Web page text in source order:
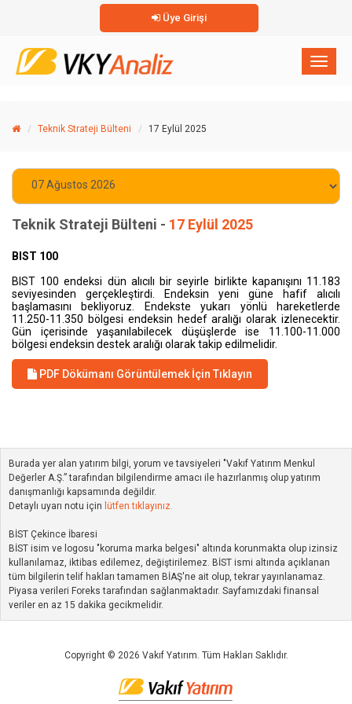
Üye Girişi
×
Teknik Strateji Bülteni 17 Eylül 2025
Teknik Strateji Bülteni - 17 Eylül 2025
BIST 100
BIST 100 endeksi dün alıcılı bir seyirle birlikte kapanışını 11.183
seviyesinden gerçekleştirdi. Endeksin yeni güne hafif alıcılı
başlamasını bekliyoruz. Endekste yukarı yönlü hareketlerde
11.250-11.350 bölgesi endeksin hedef aralığı olarak izlenecektir.
Gün içerisinde yaşanılabilecek düşüşlerde ise 11.100-11.000
bölgesi endeksin destek aralığı olarak takip edilmelidir.
PDF Dökümanı Görüntülemek İçin Tıklayın
Burada yer alan yatırım bilgi, yorum ve tavsiyeleri "Vakıf Yatırım Menkul
Değerler A.Ş.” tarafından bilgilendirme amacı ile hazırlanmış olup yatırım
danışmanlığı kapsamında değildir.
Detaylı uyarı notu için lütfen tıklayınız.
BİST Çekince İbaresi
BİST isim ve logosu "koruma marka belgesi" altında korunmakta olup izinsiz
kullanılamaz, iktibas edilemez, değiştirilemez. BİST ismi altında açıklanan
tüm bilgilerin telif hakları tamamen BİAŞ'ne ait olup, tekrar yayınlanamaz.
Piyasa verileri Foreks tarafından sağlanmaktadır. Sayfamızdaki finansal
veriler en az 15 dakika gecikmelidir.
Copyright © 2026 Vakıf Yatırım. Tüm Hakları Saklıdır.